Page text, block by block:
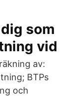
som
vid
av:
BTPs
och